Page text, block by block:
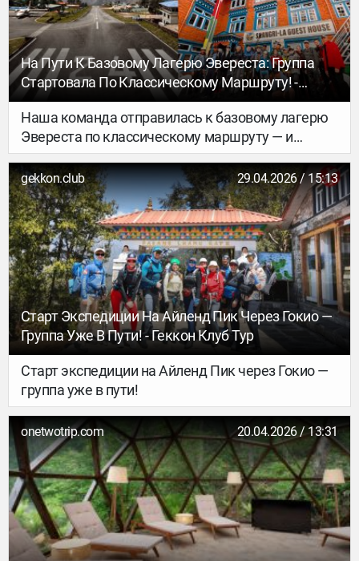
На Пути К Базовому Лагерю Эвереста: Группа
Стартовала По Классическому Маршруту! -
Геккон Клуб Тур
Наша команда отправилась к базовому лагерю
Эвереста по классическому маршруту — и
приключения начались ещё на старте.
gekkon.club 29.04.2026 / 15:13
Старт Экспедиции На Айленд Пик Через Гокио —
Группа Уже В Пути! - Геккон Клуб Тур
Старт экспедиции на Айленд Пик через Гокио —
группа уже в пути!
onetwotrip.com 20.04.2026 / 13:31